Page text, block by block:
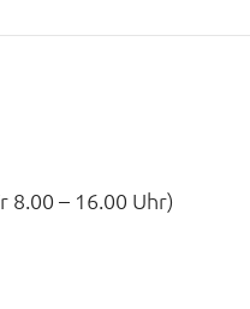
8.00 – 16.00 Uhr)